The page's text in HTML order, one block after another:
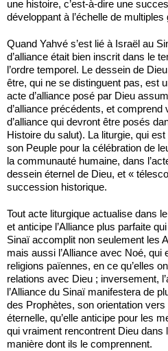
une histoire, c’est-à-dire une
développant à l’échelle de multiples
Quand Yahvé s’est lié à Israël au
d’alliance était bien inscrit dans le
l’ordre temporel. Le dessein de
être, qui ne se distinguent pas, est
acte d’alliance posé par Dieu
d’alliance précédents, et
d’alliance qui devront être posés
Histoire du salut). La liturgie, qui
son Peuple pour la célébration de
la communauté humaine, dans
dessein éternel de Dieu, et «
succession historique.
Tout acte liturgique actualise dans
et anticipe l’Alliance plus parfaite
Sinaï accomplit non seulement les
mais aussi l’Alliance avec Noé, qui
religions païennes, en ce qu’elles
relations avec Dieu ; inversement,
l’Alliance du Sinaï manifestera de
des Prophètes, son orientation
éternelle, qu’elle anticipe pour les
qui vraiment rencontrent Dieu dans
manière dont ils le comprennent.